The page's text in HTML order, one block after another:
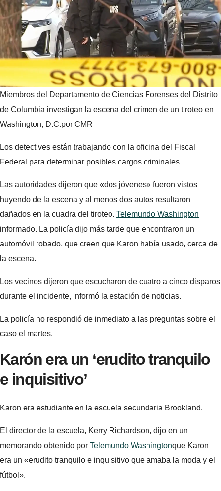
Miembros del Departamento de Ciencias Forenses del Distrito
de Columbia investigan la escena del crimen de un tiroteo en
Washington, D.C.por CMR
Los detectives están trabajando con la oficina del Fiscal
Federal para determinar posibles cargos criminales.
Las autoridades dijeron que «dos jóvenes» fueron vistos
huyendo de la escena y al menos dos autos resultaron
dañados en la cuadra del tiroteo. Telemundo Washington
informado. La policía dijo más tarde que encontraron un
automóvil robado, que creen que Karon había usado, cerca de
la escena.
Los vecinos dijeron que escucharon de cuatro a cinco disparos
durante el incidente, informó la estación de noticias.
La policía no respondió de inmediato a las preguntas sobre el
caso el martes.
Karón era un ‘erudito tranquilo
e inquisitivo’
Karon era estudiante en la escuela secundaria Brookland.
El director de la escuela, Kerry Richardson, dijo en un
memorando obtenido por Telemundo Washingtonque Karon
era un «erudito tranquilo e inquisitivo que amaba la moda y el
fútbol».